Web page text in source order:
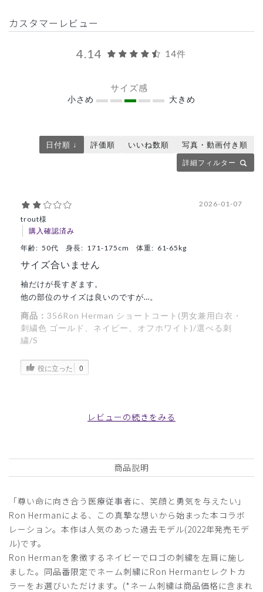
カスタマーレビュー
4.14 14件
サイズ感
小さめ 大きめ
詳細フィルター
日付順 ↓ 評価順 いいね数順 写真・動画付き順
trout様
購入確認済み
2026-01-07
年齢: 50代 身長: 171-175cm 体重: 61-65kg
サイズ合いません
袖だけが長すぎます。
他の部位のサイズは良いのですが…。
商品： 356Ron Herman ショートコート(男女兼用白衣・
刺繍色 ゴールド、ネイビー、オフホワイト)/選べる刺
繍/S
役に立った 0
166-170cm 体重:
商品：356Ron Herman ショートコート(男女兼用白衣・
刺繍色 ゴールド、ネイビー、オフホワイト)/選べる刺
繍/S
役に立った 0
レビューの続きをみる
商品説明
「尊い命に向き合う医療従事者に、笑顔と勇気を与えたい」
Ron Hermanによる、この真摯な想いから始まった本コラボ
レーション。本作は人気のあった過去モデル(2022年発売モデ
ル)です。
Ron Hermanを象徴するネイビーでロゴの刺繍を左肩に施し
ました。同品番限定でネーム刺繍にRon Hermanセレクトカ
ラーをお選びいただけます。(*ネーム刺繍は商品価格に含まれ